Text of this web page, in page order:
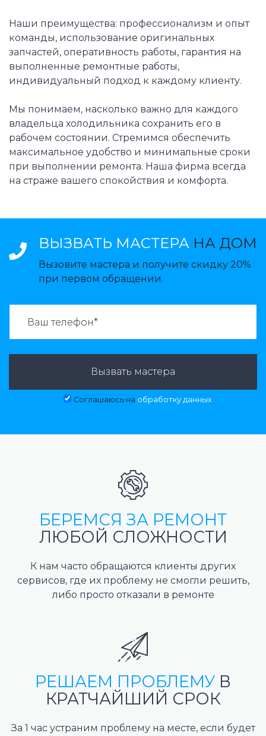
Наши преимущества: профессионализм и опыт
команды, использование оригинальных
запчастей, оперативность работы, гарантия на
выполненные ремонтные работы,
индивидуальный подход к каждому клиенту.
Мы понимаем, насколько важно для каждого
владельца холодильника сохранить его в
рабочем состоянии. Стремимся обеспечить
максимальное удобство и минимальные сроки
при выполнении ремонта. Наша фирма всегда
на страже вашего спокойствия и комфорта.
ВЫЗВАТЬ МАСТЕРА НА ДОМ
Вызовите мастера и получите скидку 20%
при первом обращении.
Вызвать мастера
Соглашаюсь на обработку данных
БЕРЕМСЯ ЗА РЕМОНТ
ЛЮБОЙ СЛОЖНОСТИ
К нам часто обращаются клиенты других
сервисов, где их проблему не смогли решить,
либо просто отказали в ремонте
РЕШАЕМ ПРОБЛЕМУ В
КРАТЧАЙШИЙ СРОК
За 1 час устраним проблему на месте, если будет